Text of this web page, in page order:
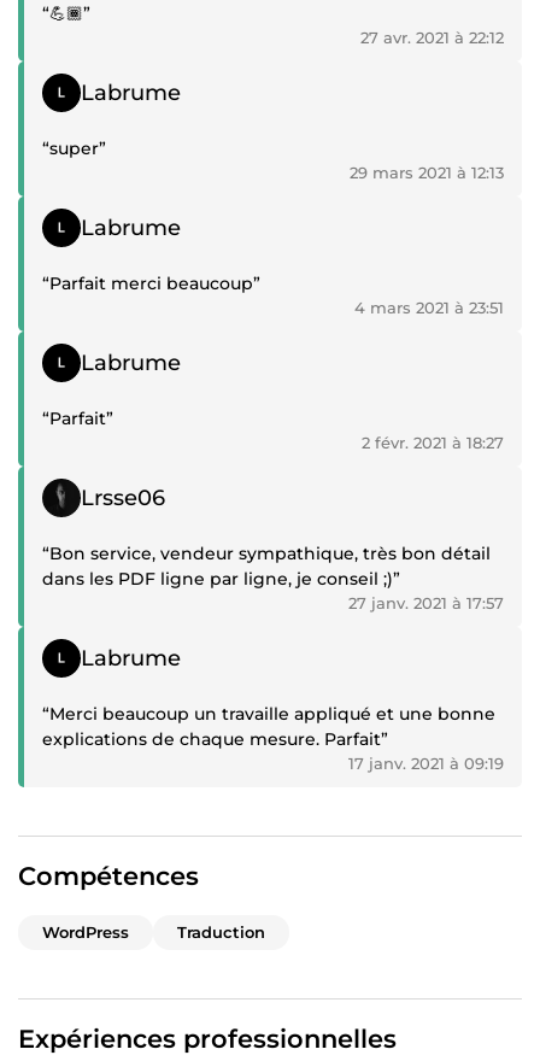
“💪🏾”
27 avr. 2021 à 22:12
Témoignage positif
Labrume
“super”
29 mars 2021 à 12:13
Témoignage positif
Labrume
“Parfait merci beaucoup”
4 mars 2021 à 23:51
Témoignage positif
Labrume
“Parfait”
2 févr. 2021 à 18:27
Témoignage positif
Lrsse06
“Bon service, vendeur sympathique, très bon détail
dans les PDF ligne par ligne, je conseil ;)”
27 janv. 2021 à 17:57
Témoignage positif
Labrume
“Merci beaucoup un travaille appliqué et une bonne
explications de chaque mesure. Parfait”
17 janv. 2021 à 09:19
Compétences
WordPress Traduction
Expériences professionnelles